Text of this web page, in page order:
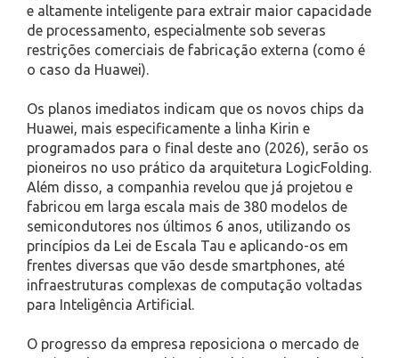
e altamente inteligente para extrair maior capacidade
de processamento, especialmente sob severas
restrições comerciais de fabricação externa (como é
o caso da Huawei).
Os planos imediatos indicam que os novos chips da
Huawei, mais especificamente a linha Kirin e
programados para o final deste ano (2026), serão os
pioneiros no uso prático da arquitetura LogicFolding.
Além disso, a companhia revelou que já projetou e
fabricou em larga escala mais de 380 modelos de
semicondutores nos últimos 6 anos, utilizando os
princípios da Lei de Escala Tau e aplicando-os em
frentes diversas que vão desde smartphones, até
infraestruturas complexas de computação voltadas
para Inteligência Artificial.
O progresso da empresa reposiciona o mercado de